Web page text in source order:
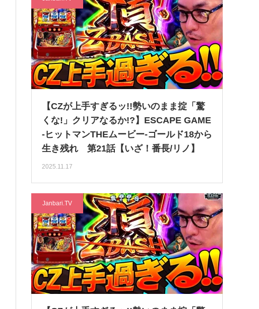
【CZが上手すぎるッ!!勢いのまま掟「驚
くな!」クリアなるか!?】ESCAPE GAME
-ヒットマンTHEムービー-ゴールド18から
生き残れ 第21話【いざ！番長/リノ】
2025.11.17
Janbari.TV